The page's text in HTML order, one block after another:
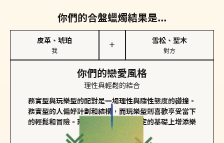
你們的合盤蠟燭結果是...
皮革、琥珀
我
＋
雪松、聖木
對方
你們的戀愛風格
理性與輕鬆的結合
務實型與玩樂型的配對是一場理性與隨性態度的碰撞。
務實型的人偏好計劃和結構，而玩樂型則喜歡享受當下
的輕鬆和冒險。兩者的關係能夠在穩定的基礎上增添樂